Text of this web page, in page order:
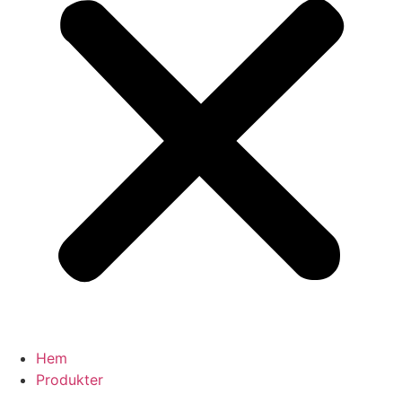
Hem
Produkter